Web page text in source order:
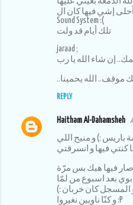
إشي فيها كان ال
Sound System :(
تلك أيام قد ولت
jaraad ;
إن شاء الله يا رب
موقف.. الله يحمينا
REPLY
Haitham Al-Dahamsheh
باريس :) و منيح اللي
صار فيها هيك بس مرّة
بعد اسبوع من لمّا
المسجل كان خربان :)
و كنّا ناويين نغيروا :P